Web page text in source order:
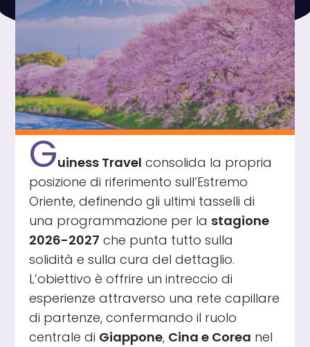
Guiness Travel consolida la propria
posizione di riferimento sull’Estremo
Oriente, definendo gli ultimi tasselli di
una programmazione per la stagione
2026-2027 che punta tutto sulla
solidità e sulla cura del dettaglio.
L’obiettivo è offrire un intreccio di
esperienze attraverso una rete capillare
di partenze, confermando il ruolo
centrale di Giappone, Cina e Corea nel